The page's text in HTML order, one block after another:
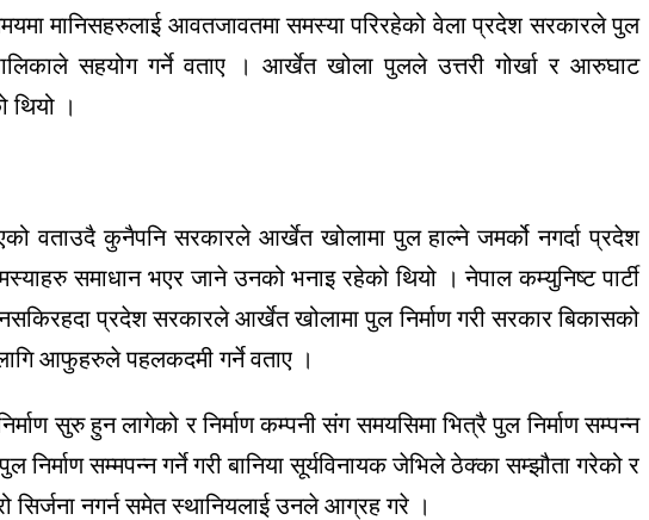
मानिसहरुलाई आवतजावतमा समस्या परिरहेको वेला प्रदेश सरकारले पुल
सहयोग गर्ने वताए । आर्खेत खोला पुलले उत्तरी गोर्खा र आरुघाट
थियो ।
वताउदै कुनैपनि सरकारले आर्खेत खोलामा पुल हाल्ने जमर्को नगर्दा प्रदेश
समाधान भएर जाने उनको भनाइ रहेको थियो । नेपाल कम्युनिष्ट पार्टी
प्रदेश सरकारले आर्खेत खोलामा पुल निर्माण गरी सरकार बिकासको
आफुहरुले पहलकदमी गर्ने वताए ।
सुरु हुन लागेको र निर्माण कम्पनी संग समयसिमा भित्रै पुल निर्माण सम्पन्न
निर्माण सम्मपन्न गर्ने गरी बानिया सूर्यविनायक जेभिले ठेक्का सम्झौता गरेको र
सिर्जना नगर्न समेत स्थानियलाई उनले आग्रह गरे ।